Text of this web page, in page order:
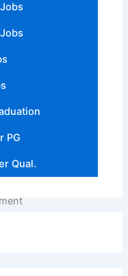
PG
Qual.